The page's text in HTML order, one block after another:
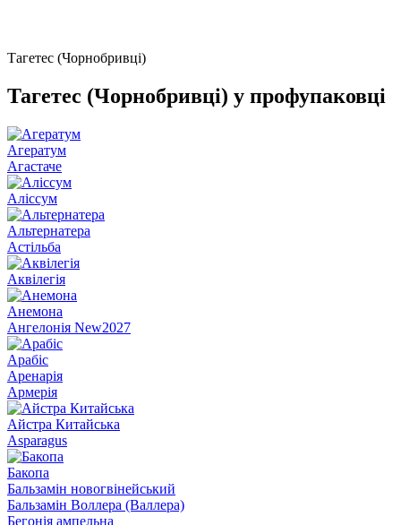
Тагетес (Чорнобривці)
Тагетес (Чорнобривці) у профупаковці
Агератум
Агастаче
Аліссум
Альтернатера
Астільба
Аквілегія
Анемона
Ангелонія New2027
Арабіс
Аренарія
Армерія
Айстра Китайська
Asparagus
Бакопа
Бальзамін новогвінейський
Бальзамін Воллера (Валлера)
Бегонія ампельна